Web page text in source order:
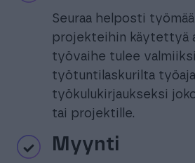
Seuraa helposti
projekteihin käytettyä
työvaihe tulee
työtuntilaskurilta
työkulukirjaukseksi
tai projektille.
Myynti